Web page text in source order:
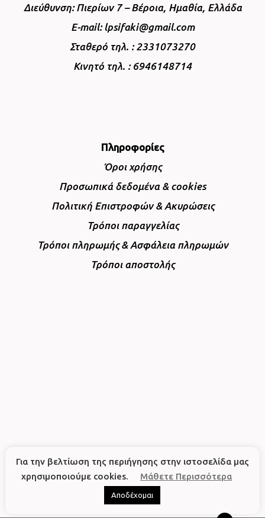
Διεύθυνση: Πιερίων 7 – Βέροια, Ημαθία, Ελλάδα
E-mail: lpsifaki@gmail.com
Σταθερό τηλ. : 2331073270
Κινητό τηλ. : 6946148714
Πληροφορίες
Όροι χρήσης
Προσωπικά δεδομένα & cookies
Πολιτική Επιστροφών & Ακυρώσεις
Τρόποι παραγγελίας
Τρόποι πληρωμής & Ασφάλεια πληρωμών
Τρόποι αποστολής
Για την βελτίωση της περιήγησης στην ιστοσελίδα μας
χρησιμοποιούμε cookies.
Μάθετε Περισσότερα
Αποδέχομαι